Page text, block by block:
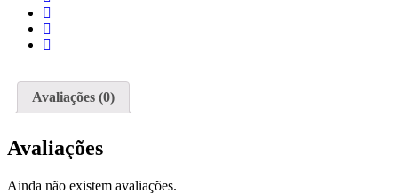
Avaliações (0)
Avaliações
Ainda não existem avaliações.